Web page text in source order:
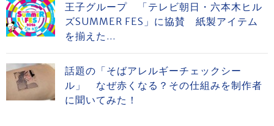
王子グループ 「テレビ朝日・六本木ヒル
ズSUMMER FES」に協賛 紙製アイテム
を揃えた...
話題の「そばアレルギーチェックシー
ル」 なぜ赤くなる？その仕組みを制作者
に聞いてみた！